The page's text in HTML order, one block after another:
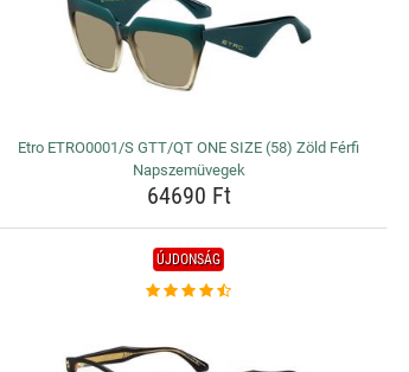
Etro ETRO0001/S GTT/QT ONE SIZE (58) Zöld Férfi
Napszemüvegek
64690 Ft
ÚJDONSÁG